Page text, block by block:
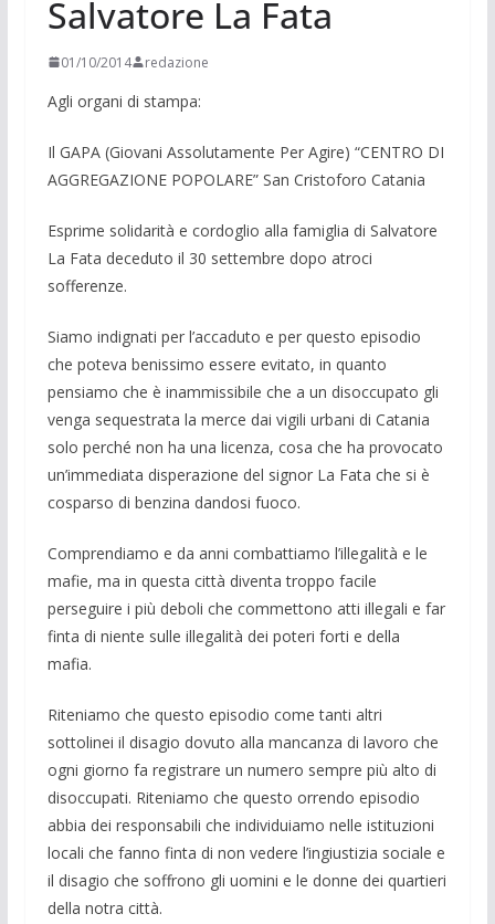
Salvatore La Fata
01/10/2014 redazione
Agli organi di stampa:
Il GAPA (Giovani Assolutamente Per Agire) “CENTRO DI
AGGREGAZIONE POPOLARE” San Cristoforo Catania
Esprime solidarità e cordoglio alla famiglia di Salvatore
La Fata deceduto il 30 settembre dopo atroci
sofferenze.
Siamo indignati per l’accaduto e per questo episodio
che poteva benissimo essere evitato, in quanto
pensiamo che è inammissibile che a un disoccupato gli
venga sequestrata la merce dai vigili urbani di Catania
solo perché non ha una licenza, cosa che ha provocato
un’immediata disperazione del signor La Fata che si è
cosparso di benzina dandosi fuoco.
Comprendiamo e da anni combattiamo l’illegalità e le
mafie, ma in questa città diventa troppo facile
perseguire i più deboli che commettono atti illegali e far
finta di niente sulle illegalità dei poteri forti e della
mafia.
Riteniamo che questo episodio come tanti altri
sottolinei il disagio dovuto alla mancanza di lavoro che
ogni giorno fa registrare un numero sempre più alto di
disoccupati. Riteniamo che questo orrendo episodio
abbia dei responsabili che individuiamo nelle istituzioni
locali che fanno finta di non vedere l’ingiustizia sociale e
il disagio che soffrono gli uomini e le donne dei quartieri
della notra città.